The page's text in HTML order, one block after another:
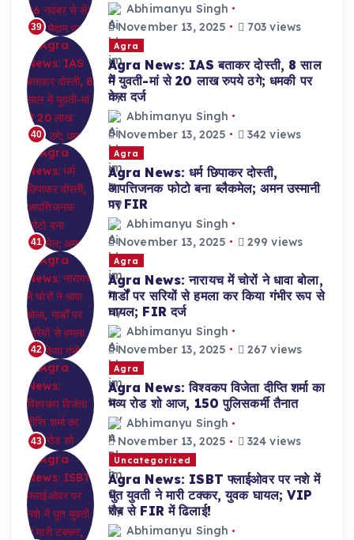
39
Abhimanyu Singh
November 13, 2025
703 views
40
Agra
Agra News: IAS बताकर दोस्ती, 8 साल
में युवती-मां से 20 लाख रुपये ठगे; धमकी पर
केस दर्ज
Abhimanyu Singh
November 13, 2025
342 views
41
Agra
Agra News: धर्म छिपाकर दोस्ती,
आपत्तिजनक फोटो बना ब्लैकमेल; अमन उस्मानी
पर FIR
Abhimanyu Singh
November 13, 2025
299 views
42
Agra
Agra News: नारायच में चोरों ने धावा बोला,
गार्डों पर सरियों से हमला कर किया गंभीर रूप से
घायल; FIR दर्ज
Abhimanyu Singh
November 13, 2025
267 views
43
Agra
Agra News: विश्वकप विजेता दीप्ति शर्मा का
भव्य रोड शो आज, 150 पुलिसकर्मी तैनात
Abhimanyu Singh
November 13, 2025
324 views
Uncategorized
Agra News: ISBT फ्लाईओवर पर नशे में
धुत युवती ने मारी टक्कर, युवक घायल; VIP
रौब से FIR में ढिलाई!
Abhimanyu Singh